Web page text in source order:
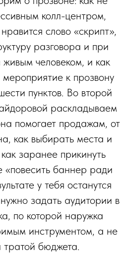
колл-центром,
слово «скрипт»,
разговора и при
живым человеком, и как
мероприятие к прозвону
пунктов. Во второй
раскладываем
помогает продажам, от
как выбирать места и
заранее прикинуть
«повесить баннер ради
у тебя останутся
задать аудитории в
по которой наружка
инструментом, а не
тратой бюджета.